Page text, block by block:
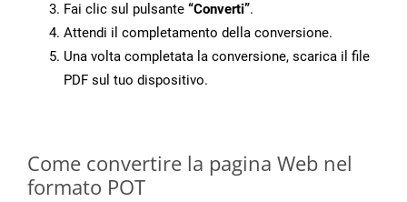
Fai clic sul pulsante “Converti”.
Attendi il completamento della conversione.
Una volta completata la conversione, scarica il file
PDF sul tuo dispositivo.
Come convertire la pagina Web nel
formato POT